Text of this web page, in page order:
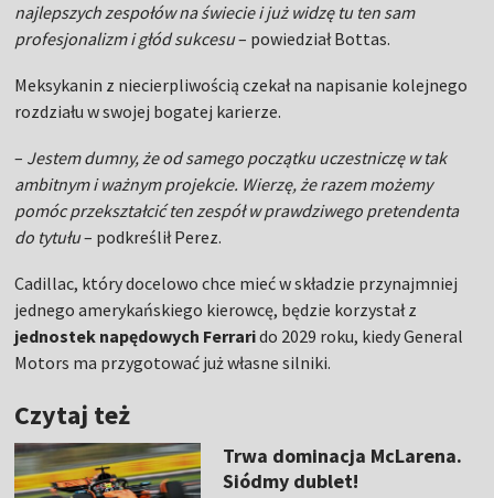
najlepszych zespołów na świecie i już widzę tu ten sam
profesjonalizm i głód sukcesu– powiedział Bottas.
Meksykanin z niecierpliwością czekał na napisanie kolejnego
rozdziału w swojej bogatej karierze.
– Jestem dumny, że od samego początku uczestniczę w tak
ambitnym i ważnym projekcie. Wierzę, że razem możemy
pomóc przekształcić ten zespół w prawdziwego pretendenta
do tytułu– podkreślił Perez.
Cadillac, który docelowo chce mieć w składzie przynajmniej
jednego amerykańskiego kierowcę, będzie korzystał z
jednostek napędowych Ferrarido 2029 roku, kiedy General
Motors ma przygotować już własne silniki.
Czytaj też
Trwa dominacja McLarena.
Siódmy dublet!